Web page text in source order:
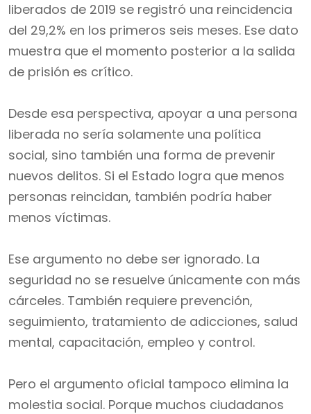
liberados de 2019 se registró una reincidencia
del 29,2% en los primeros seis meses. Ese dato
muestra que el momento posterior a la salida
de prisión es crítico.
Desde esa perspectiva, apoyar a una persona
liberada no sería solamente una política
social, sino también una forma de prevenir
nuevos delitos. Si el Estado logra que menos
personas reincidan, también podría haber
menos víctimas.
Ese argumento no debe ser ignorado. La
seguridad no se resuelve únicamente con más
cárceles. También requiere prevención,
seguimiento, tratamiento de adicciones, salud
mental, capacitación, empleo y control.
Pero el argumento oficial tampoco elimina la
molestia social. Porque muchos ciudadanos